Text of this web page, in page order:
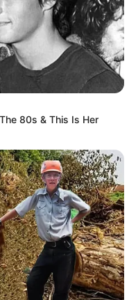
80s & This Is Her